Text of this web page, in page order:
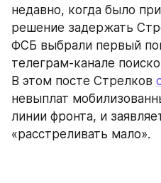
недавно, когда было
решение задержать
ФСБ выбрали первый
телеграм-канале
В этом посте Стрелков
невыплат
линии фронта, и
«расстреливать мало».